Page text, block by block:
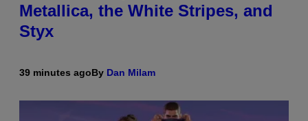
Metallica, the White Stripes, and
Styx
39 minutes agoBy Dan Milam